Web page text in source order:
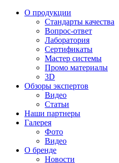
О продукции
Стандарты качества
Вопрос-ответ
Лаборатория
Сертификаты
Мастер системы
Промо материалы
3D
Обзоры экспертов
Видео
Статьи
Наши партнеры
Галерея
Фото
Видео
О бренде
Новости